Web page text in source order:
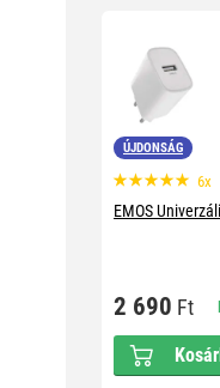
ÚJDONSÁG
6x
EMOS
2 690 Ft